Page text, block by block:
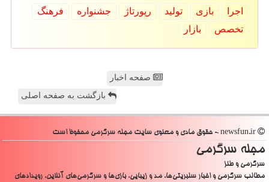
اجرا بازی تولید رپورتاژ جشنواره
فرهنگ
تخصص
بازار
صفحه اخبار
بازگشت به صفحه اصلی
مجله سرگرمی
سرگرمی و طنز
مطالب سرگرمی و اخبار سلبریتی‌ها، مد و زیبایی، بازی‌ها و سرگرمی‌های آنلاین، رویدادهای